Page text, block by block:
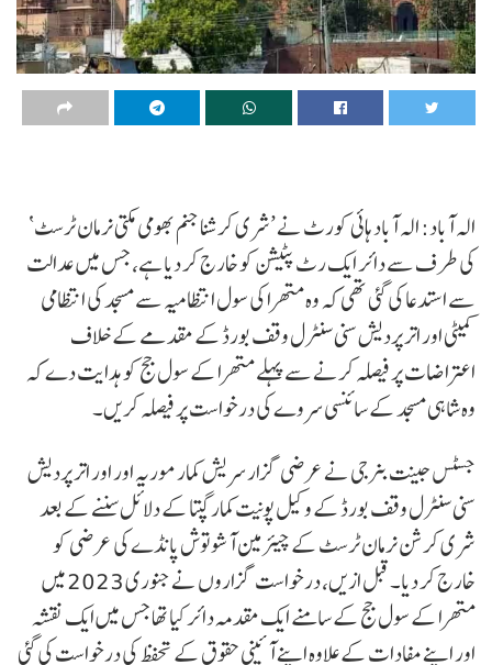
الہ آباد: الہ آباد ہائی کورٹ نے ’شری کرشنا جنم بھومی مکتی نرمان ٹرسٹ‘
کی طرف سے دائر ایک رٹ پٹیشن کو خارج کر دیا ہے، جس میں عدالت
سے استدعا کی گئی تھی کہ وہ متھرا کی سول انتظامیہ سے مسجد کی انتظامی
کمیٹی اور اتر پردیش سنی سنٹرل وقف بورڈ کے مقدمے کے خلاف
اعتراضات پر فیصلہ کرنے سے پہلے متھرا کے سول جج کو ہدایت دے کہ
وہ شاہی مسجد کے سائنسی سروے کی درخواست پر فیصلہ کریں۔
جسٹس جینت بنرجی نے عرضی گزار سریش کمار موریہ اور اور اتر پردیش
سنی سنٹرل وقف بورڈ کے وکیل پونیت کمار گپتا کے دلائل سننے کے بعد
شری کرشن نرمان ٹرسٹ کے چیئرمین آشوتوش پانڈے کی عرضی کو
خارج کر دیا۔ قبل ازیں، درخواست گزاروں نے جنوری 2023 میں
متھرا کے سول جج کے سامنے ایک مقدمہ دائر کیا تھا جس میں ایک نقشہ
اور اپنے مفادات کے علاوہ اپنے آئینی حقوق کے تحفظ کی درخواست کی گئی